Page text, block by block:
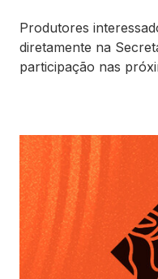
Produtores
diretamente na
participação nas